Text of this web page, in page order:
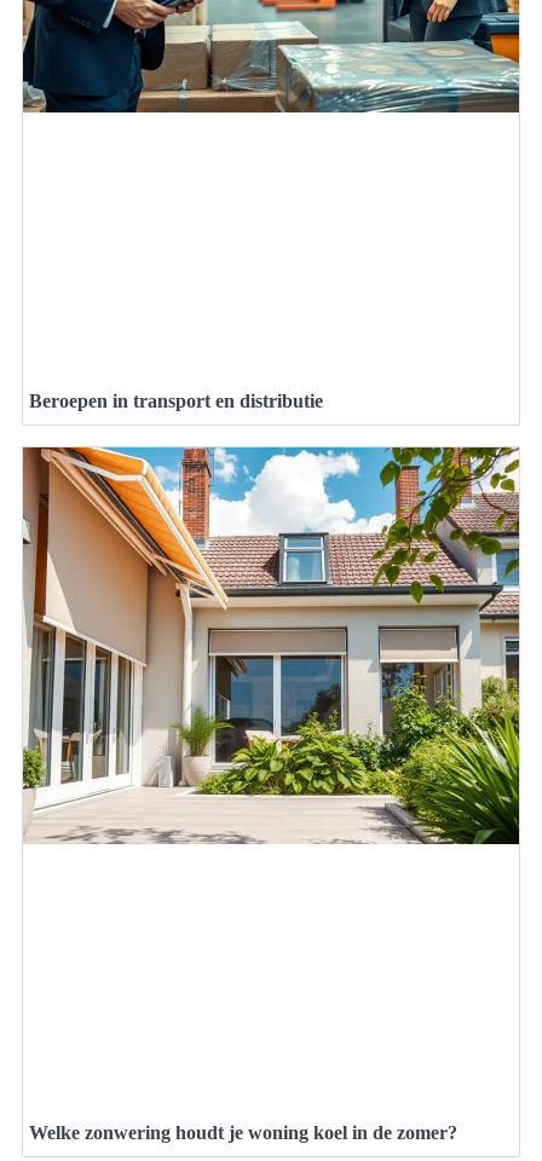
Beroepen in transport en distributie
Welke zonwering houdt je woning koel in de zomer?